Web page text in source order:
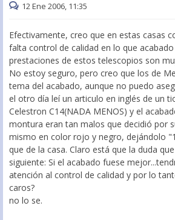
12 Ene 2006, 11:35
Efectivamente, creo que en estas casas
falta control de calidad en lo que
prestaciones de estos telescopios son
No estoy seguro, pero creo que los de
tema del acabado, aunque no puedo
el otro día leí un articulo en inglés de un
Celestron C14(NADA MENOS) y el
montura eran tan malos que decidió por
mismo en color rojo y negro, dejándolo
que de la casa. Claro está que la duda
siguiente: Si el acabado fuese
atención al control de calidad y por lo
caros?
no lo se.